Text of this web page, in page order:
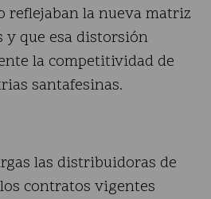
reflejaban la nueva matriz
y que esa distorsión
la competitividad de
santafesinas.
las distribuidoras de
contratos vigentes